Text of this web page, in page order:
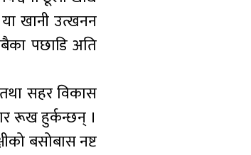
खानी उत्खनन
पछाडि अति
सहर विकास
रूख हुर्कन्छन् ।
बसोबास नष्ट